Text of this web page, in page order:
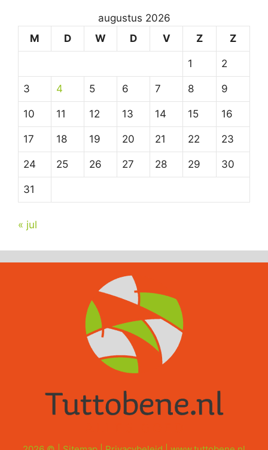
augustus 2026
M
D W D V Z Z
1 2
3 4 5 6 7 8 9
10 11 12 13 14 15 16
17 18 19 20 21 22 23
24 25 26 27 28 29 30
31
« jul